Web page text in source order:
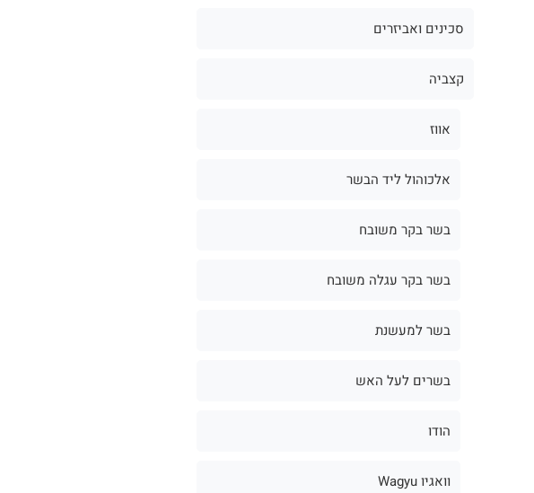
סכינים ואביזרים
קצביה
אווז
אלכוהול ליד הבשר
בשר בקר משובח
בשר בקר עגלה משובח
בשר למעשנת
בשרים לעל האש
הודו
וואגיו Wagyu